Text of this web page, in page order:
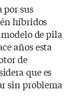
sus
híbridos
de pila
años esta
de
que es
sin problema